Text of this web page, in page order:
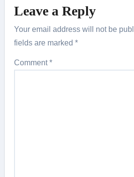
Leave a Reply
Your email address will not be
fields are marked*
Comment*